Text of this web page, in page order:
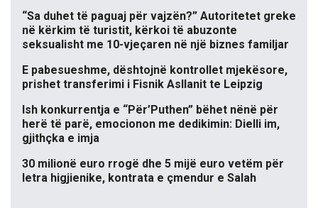
“Sa duhet të paguaj për vajzën?” Autoritetet greke
në kërkim të turistit, kërkoi të abuzonte
seksualisht me 10-vjeçaren në një biznes familjar
E pabesueshme, dështojnë kontrollet mjekësore,
prishet transferimi i Fisnik Asllanit te Leipzig
Ish konkurrentja e “Për’Puthen” bëhet nënë për
herë të parë, emocionon me dedikimin: Dielli im,
gjithçka e imja
30 milionë euro rrogë dhe 5 mijë euro vetëm për
letra higjienike, kontrata e çmendur e Salah